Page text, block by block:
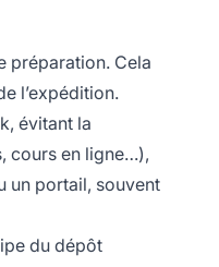
préparation. Cela
l’expédition.
évitant la
cours en ligne…),
un portail, souvent
du dépôt